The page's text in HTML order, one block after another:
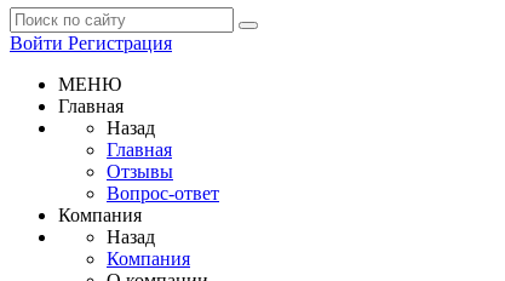
Войти Регистрация
МЕНЮ
Главная
Назад
Главная
Отзывы
Вопрос-ответ
Компания
Назад
Компания